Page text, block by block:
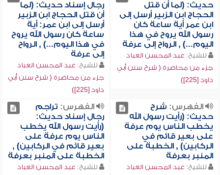
حديث: (لما أن قتل
الحجاج ابن الزبير أرسل إلى
ابن عمر أية ساعة كان
رسول الله يروح في هذا
اليوم...) , الرواح إلى عرفة
للشيخ: عبد المحسن العباد
جزء من محاضرة ( شرح سنن أبي
داود [225])
رجال إسناد حديث: (لما
أن قتل الحجاج ابن الزبير
أرسل إلى ابن عمر: أية
ساعة كان رسول الله يروح
في هذا اليوم...) , الرواح
إلى عرفة
للشيخ: عبد المحسن العباد
جزء من محاضرة ( شرح سنن أبي
داود [225])
الفهرس: شرح
حديث: (رأيت رسول الله
يخطب الناس يوم عرفة
على بعير قائم في
الركابين) , الخطبة على
المنبر بعرفة
للشيخ: عبد المحسن العباد
الفهرس: تراجم
رجال إسناد حديث:
(رأيت رسول الله يخطب
الناس يوم عرفة على
بعير قائم في الركابين) ,
الخطبة على المنبر بعرفة
للشيخ: عبد المحسن العباد